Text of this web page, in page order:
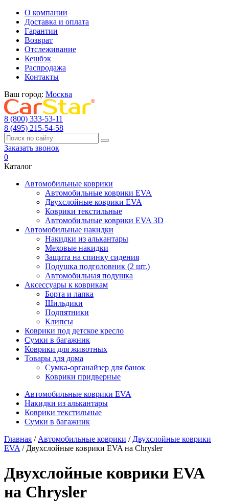
О компании
Доставка и оплата
Гарантии
Возврат
Отслеживание
Кешбэк
Распродажа
Контакты
Ваш город: Москва
8 (800) 333-53-11
8 (495) 215-54-58
Заказать звонок
0
Каталог
Автомобильные коврики
Автомобильные коврики EVA
Двухслойные коврики EVA
Коврики текстильные
Автомобильные коврики EVA 3D
Автомобильные накидки
Накидки из алькантары
Меховые накидки
Защита на спинку сидения
Подушка подголовник (2 шт.)
Автомобильная подушка
Аксессуары к коврикам
Борта и лапка
Шильдики
Подпятники
Клипсы
Коврики под детское кресло
Сумки в багажник
Коврики для животных
Товары для дома
Сумка-органайзер для банок
Коврики придверные
Автомобильные коврики EVA
Накидки из алькантары
Коврики текстильные
Сумки в багажник
Главная / Автомобильные коврики / Двухслойные коврики
EVA / Двухслойные коврики EVA на Chrysler
Двухслойные коврики EVA
на Chrysler